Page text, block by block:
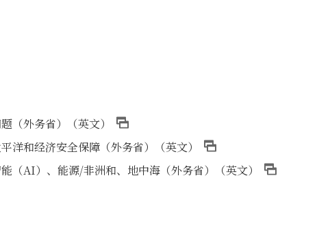
（外务省）（英文）
洋和经济安全保障（外务省）（英文）
（AI）、能源/非洲和、地中海（外务省）（英文）